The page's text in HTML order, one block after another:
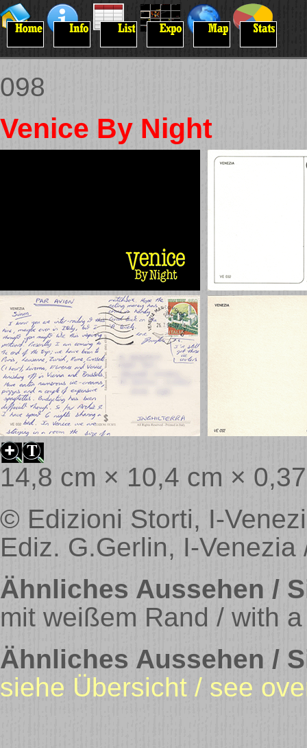
098
Venice By Night
14,8 cm × 10,4 cm ×
© Edizioni Storti, I-
Ediz. G.Gerlin, I-Venezia
Ähnliches Aussehen /
mit weißem Rand / with
Ähnliches Aussehen /
siehe Übersicht / see